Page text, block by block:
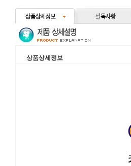
상품상세정보